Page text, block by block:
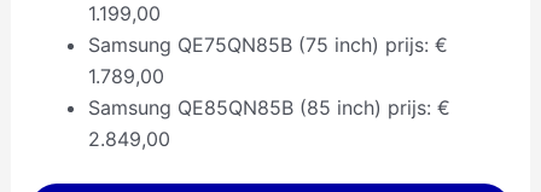
1.199,00
Samsung QE75QN85B (75 inch) prijs: €
1.789,00
Samsung QE85QN85B (85 inch) prijs: €
2.849,00